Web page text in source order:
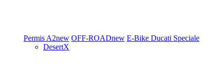
Permis A2new OFF-ROADnew E-Bike Ducati Speciale
DesertX